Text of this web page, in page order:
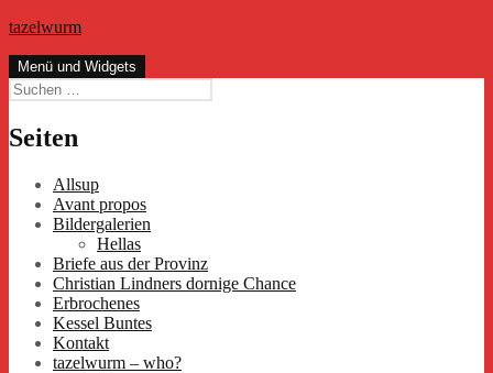
Zum
springen
tazelwurm
Menü und Widgets
Suchen
nach:
Seiten
Allsup
Avant propos
Bildergalerien
Hellas
Briefe aus der Provinz
Christian Lindners dornige Chance
Erbrochenes
Kessel Buntes
Kontakt
tazelwurm – who?